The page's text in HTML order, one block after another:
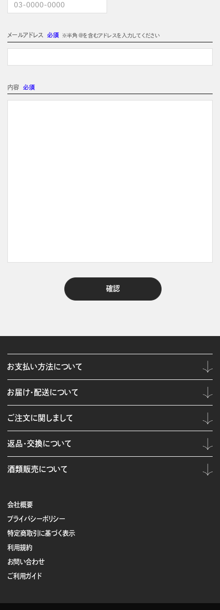
メールアドレス 必須 ※半角 @を含むアドレスを入力してください
内容 必須
会社概要
プライバシーポリシー
特定商取引に基づく表示
利用規約
お問い合わせ
ご利用ガイド
お支払い方法について
お届け・配送について
ご注文に関しまして
返品・交換について
酒類販売について